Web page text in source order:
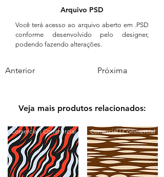
Arquivo PSD
Você terá acesso ao arquivo aberto em .PSD
conforme desenvolvido pelo designer,
podendo fazendo alterações.
Anterior Próxima
Veja mais produtos relacionados:
Comercial | Commercial Comercial | Commercial